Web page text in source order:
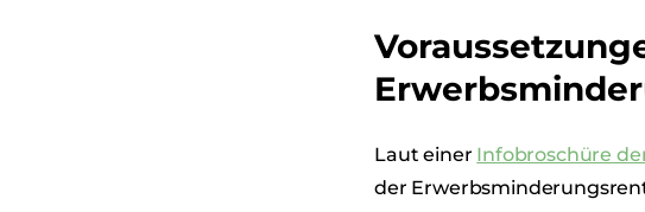
Laut einer Infobroschüre
der